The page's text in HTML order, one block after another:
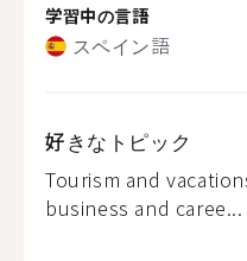
学習中の言語
スペイン語
好きなトピック
Tourism and
business and caree...